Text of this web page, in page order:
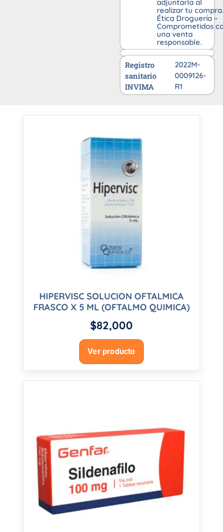
adjuntarla al
realizar tu compra.
Ética Droguería –
Comprometidos
una venta
responsable.
Registro
sanitario
INVIMA
2022M-
0009126-
R1
HIPERVISC SOLUCION OFTALMICA
FRASCO X 5 ML (OFTALMO QUIMICA)
$82,000
Ver producto